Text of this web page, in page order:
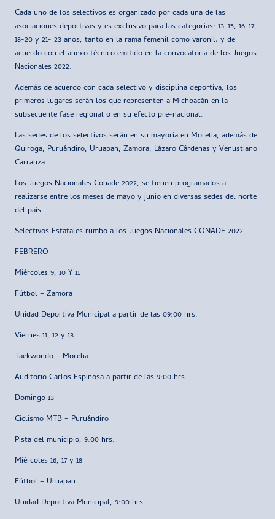
Cada uno de los selectivos es organizado por cada una de las
asociaciones deportivas y es exclusivo para las categorías: 13-15, 16-17,
18-20 y 21- 23 años, tanto en la rama femenil como varonil; y de
acuerdo con el anexo técnico emitido en la convocatoria de los Juegos
Nacionales 2022.
Además de acuerdo con cada selectivo y disciplina deportiva, los
primeros lugares serán los que representen a Michoacán en la
subsecuente fase regional o en su efecto pre-nacional.
Las sedes de los selectivos serán en su mayoría en Morelia, además de
Quiroga, Puruándiro, Uruapan, Zamora, Lázaro Cárdenas y Venustiano
Carranza.
Los Juegos Nacionales Conade 2022, se tienen programados a
realizarse entre los meses de mayo y junio en diversas sedes del norte
del país.
Selectivos Estatales rumbo a los Juegos Nacionales CONADE 2022
FEBRERO
Miércoles 9, 10 Y 11
Fútbol – Zamora
Unidad Deportiva Municipal a partir de las 09:00 hrs.
Viernes 11, 12 y 13
Taekwondo – Morelia
Auditorio Carlos Espinosa a partir de las 9:00 hrs.
Domingo 13
Ciclismo MTB – Puruándiro
Pista del municipio, 9:00 hrs.
Miércoles 16, 17 y 18
Fútbol – Uruapan
Unidad Deportiva Municipal, 9:00 hrs